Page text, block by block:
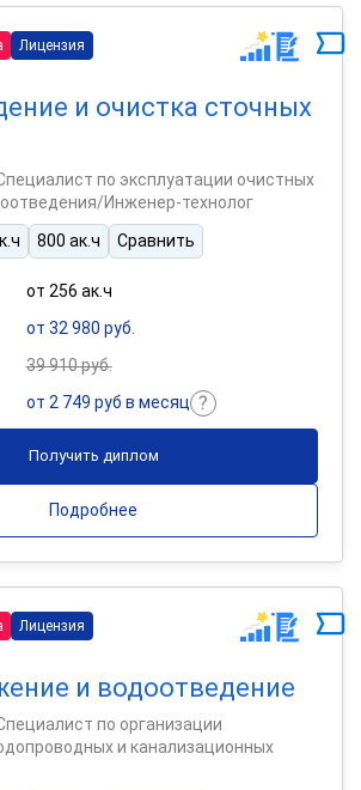
Лицензия
и очистка сточных
по эксплуатации очистных
Инженер-технолог
800 ак.ч Сравнить
от 256 ак.ч
от 32 980 руб.
39 910 руб.
от 2 749 руб в месяц
Получить диплом
Подробнее
Лицензия
и водоотведение
по организации
и канализационных